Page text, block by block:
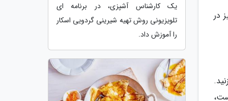
در
یک کارشناس آشپزی، در برنامه ای
تلویزیونی روش تهیه شیرینی گردویی اسکار
را آموزش داد.